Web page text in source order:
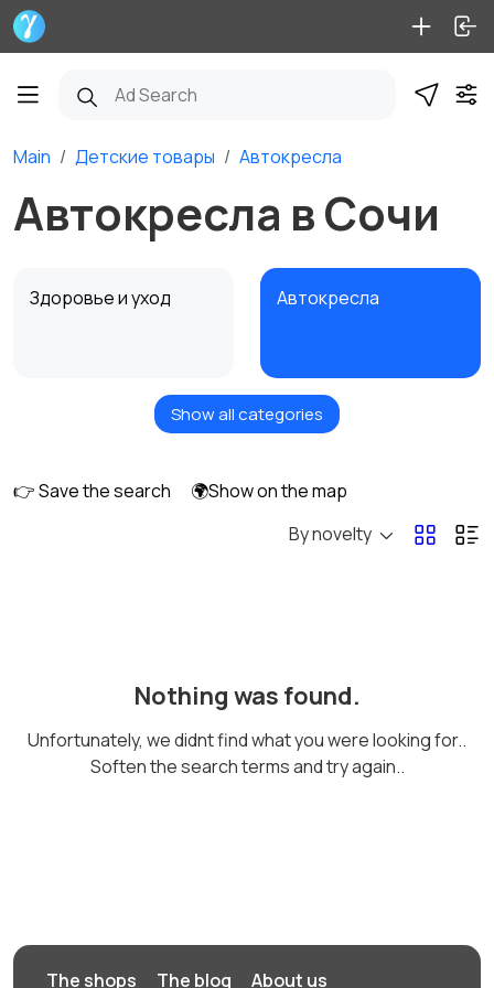
Main Детские товары Автокресла
Автокресла в Сочи
Здоровье и уход Автокресла
Игрушки и игры Коляски
Купание
Show all categories
👉 Save the search
🌍Show on the map
By novelty
Nothing was found.
Unfortunately, we didnt find what you were looking for..
Soften the search terms and try again..
The shops The blog About us